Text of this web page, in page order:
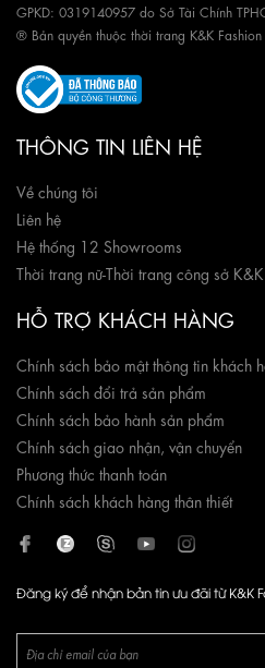
GPKD: 0319140957 do Sở Tài Chính
® Bản quyền thuộc thời trang K&K Fashion
THÔNG TIN LIÊN HỆ
Về chúng tôi
Liên hệ
Hệ thống 12 Showrooms
Thời trang nữ-Thời trang công sở
HỖ TRỢ KHÁCH HÀNG
Chính sách bảo mật thông tin khách
Chính sách đổi trả sản phẩm
Chính sách bảo hành sản phẩm
Chính sách giao nhận, vận chuyển
Phương thức thanh toán
Chính sách khách hàng thân thiết
Đăng ký để nhận bản tin ưu đãi từ K&K